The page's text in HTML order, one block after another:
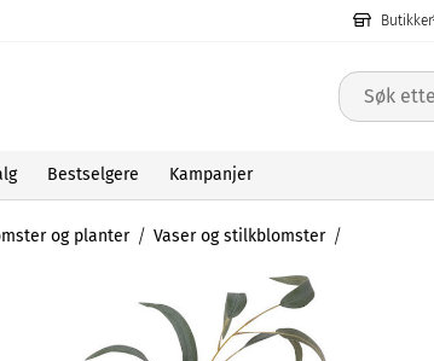
Butikker
Bestselgere Kampanjer
og planter Vaser og stilkblomster